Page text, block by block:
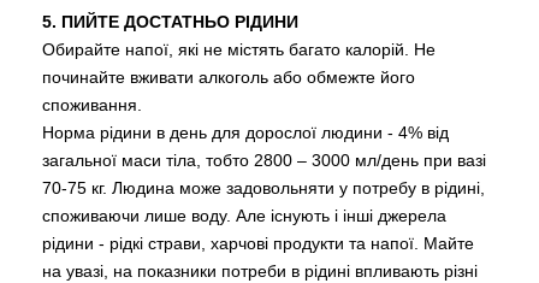
5. ПИЙТЕ ДОСТАТНЬО РІДИНИ
Обирайте напої, які не містять багато калорій. Не
починайте вживати алкоголь або обмежте його
споживання.
Норма рідини в день для дорослої людини - 4% від
загальної маси тіла, тобто 2800 – 3000 мл/день при вазі
70-75 кг. Людина може задовольняти у потребу в рідині,
споживаючи лише воду. Але існують і інші джерела
рідини - рідкі страви, харчові продукти та напої. Майте
на увазі, на показники потреби в рідині впливають різні